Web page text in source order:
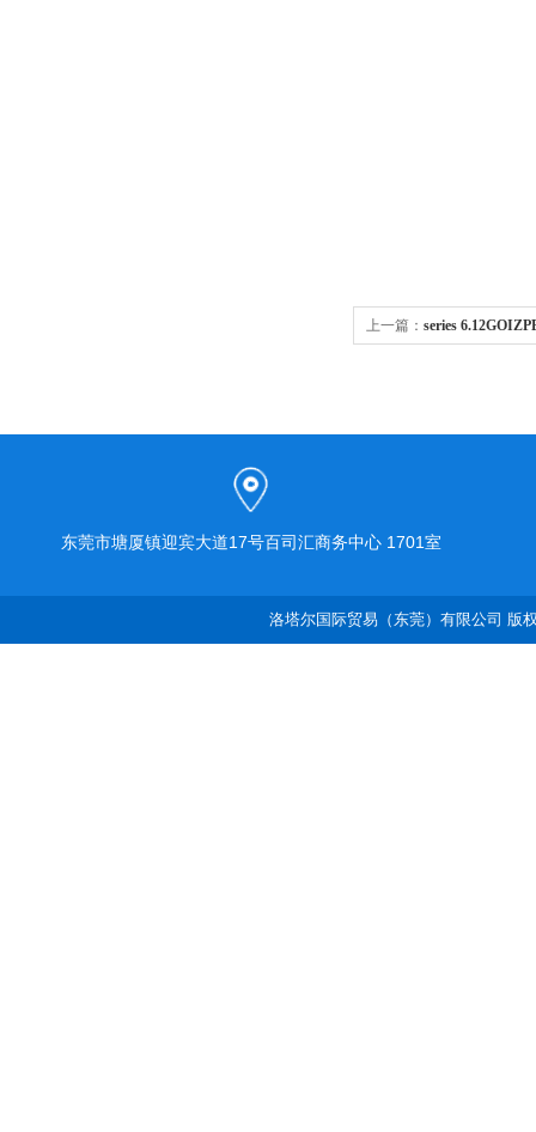
上一篇： series
东莞市塘厦镇迎宾大道17号百司汇商务中心 1701室
洛塔尔国际贸易（东莞）有限公司 版